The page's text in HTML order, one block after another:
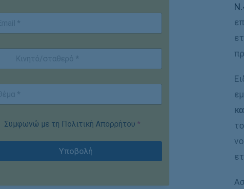
Συμφωνώ με τη Πολιτική Απορρήτου *
Υποβολή